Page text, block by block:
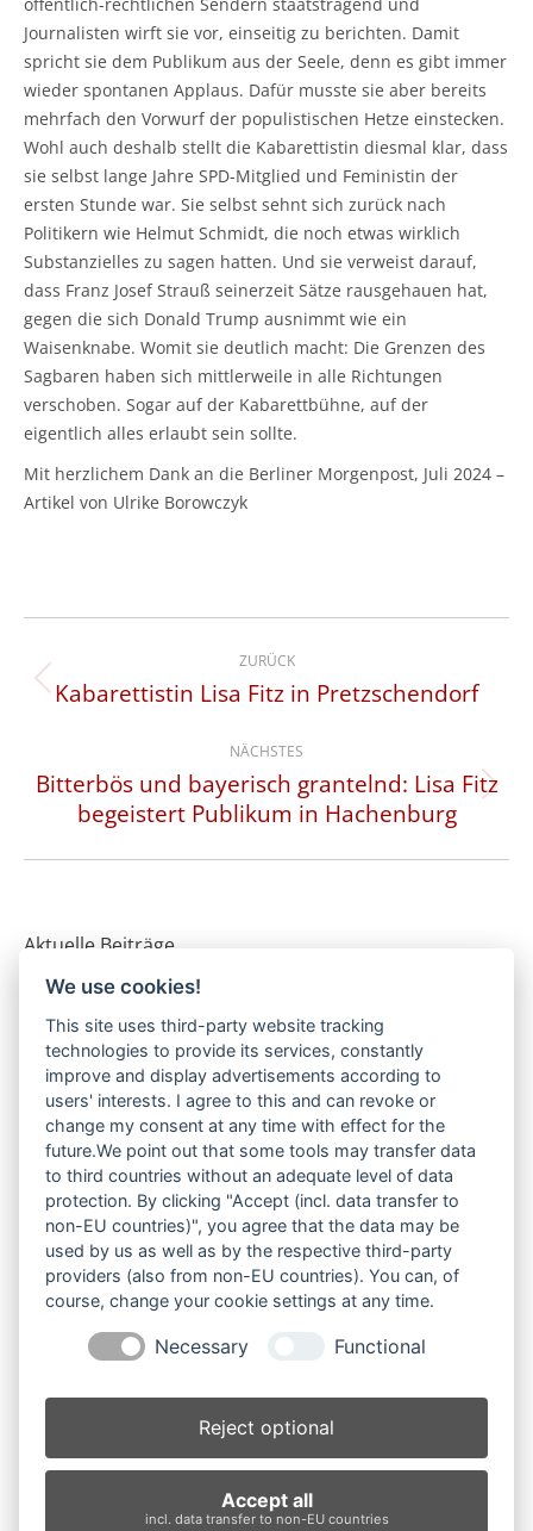
Journalisten wirft sie vor, einseitig zu berichten. Damit
spricht sie dem Publikum aus der Seele, denn es gibt immer
wieder spontanen Applaus. Dafür musste sie aber bereits
mehrfach den Vorwurf der populistischen Hetze einstecken.
Wohl auch deshalb stellt die Kabarettistin diesmal klar, dass
sie selbst lange Jahre SPD-Mitglied und Feministin der
ersten Stunde war. Sie selbst sehnt sich zurück nach
Politikern wie Helmut Schmidt, die noch etwas wirklich
Substanzielles zu sagen hatten. Und sie verweist darauf,
dass Franz Josef Strauß seinerzeit Sätze rausgehauen hat,
gegen die sich Donald Trump ausnimmt wie ein
Waisenknabe. Womit sie deutlich macht: Die Grenzen des
Sagbaren haben sich mittlerweile in alle Richtungen
verschoben. Sogar auf der Kabarettbühne, auf der
eigentlich alles erlaubt sein sollte.
Mit herzlichem Dank an die Berliner Morgenpost, Juli 2024 –
Artikel von Ulrike Borowczyk
ZURÜCK
Vorheriger
Kabarettistin Lisa Fitz in Pretzschendorf
NÄCHSTES
Nächster
Beitrag:
Bitterbös und bayerisch grantelnd: Lisa Fitz
begeistert Publikum in Hachenburg
Aktuelle Beiträge
„Wer nix weiß, glaubt jeden Scheiß“
17. Oktober 2025
„Fitzstorm“ für alle Dilettanten
16. Oktober 2025
Dauerbrenner
14. September 2025
Mit spitzer Zunge in der Manege
14. September 2025
Frech, furchtlos, Fitz
2. Juni 2025
ihrer Realisierung“
We use cookies!
This site uses third-party website tracking
technologies to provide its services, constantly
improve and display advertisements according to
users' interests. I agree to this and can revoke or
change my consent at any time with effect for the
future.We point out that some tools may transfer data
to third countries without an adequate level of data
protection. By clicking "Accept (incl. data transfer to
non-EU countries)", you agree that the data may be
used by us as well as by the respective third-party
providers (also from non-EU countries). You can, of
course, change your cookie settings at any time.
Necessary Functional
Reject optional
Accept all
incl. data transfer to non-EU countries